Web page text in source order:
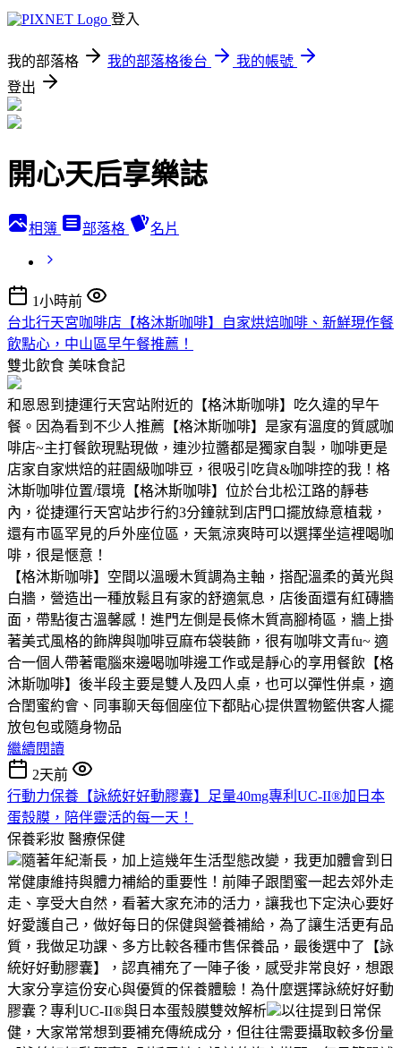
登入
我的部落格 我的部落格後台
我的帳號
登出
開心天后享樂誌
相簿 部落格 名片
1小時前
台北行天宮咖啡店【格沐斯咖啡】自家烘焙咖啡、新鮮現作餐
飲點心，中山區早午餐推薦！
雙北飲食 美味食記
和恩恩到捷運行天宮站附近的【格沐斯咖啡】吃久違的早午
餐。因為看到不少人推薦【格沐斯咖啡】是家有溫度的質感咖
啡店~主打餐飲現點現做，連沙拉醬都是獨家自製，咖啡更是
店家自家烘焙的莊園級咖啡豆，很吸引吃貨&咖啡控的我！格
沐斯咖啡位置/環境【格沐斯咖啡】位於台北松江路的靜巷
內，從捷運行天宮站步行約3分鐘就到店門口擺放綠意植栽，
還有市區罕見的戶外座位區，天氣涼爽時可以選擇坐這裡喝咖
啡，很是愜意！
【格沐斯咖啡】空間以溫暖木質調為主軸，搭配溫柔的黃光與
白牆，營造出一種放鬆且有家的舒適氣息，店後面還有紅磚牆
面，帶點復古溫馨感！進門左側是長條木質高腳椅區，牆上掛
著美式風格的飾牌與咖啡豆麻布袋裝飾，很有咖啡文青fu~ 適
合一個人帶著電腦來邊喝咖啡邊工作或是靜心的享用餐飲【格
沐斯咖啡】後半段主要是雙人及四人桌，也可以彈性併桌，適
合閨蜜約會、同事聊天每個座位下都貼心提供置物籃供客人擺
放包包或隨身物品
繼續閱讀
2天前
行動力保養【詠統好好動膠囊】足量40mg專利UC-II®加日本
蛋殼膜，陪伴靈活的每一天！
保養彩妝 醫療保健
隨著年紀漸長，加上這幾年生活型態改變，我更加體會到日
常健康維持與體力補給的重要性！前陣子跟閨蜜一起去郊外走
走、享受大自然，看著大家充沛的活力，讓我也下定決心要好
好愛護自己，做好每日的保健與營養補給，為了讓生活更有品
質，我做足功課、多方比較各種市售保養品，最後選中了【詠
統好好動膠囊】，認真補充了一陣子後，感受非常良好，想跟
大家分享這份安心與優質的保養體驗！為什麼選擇詠統好好動
膠囊？專利UC-II®與日本蛋殼膜雙效解析
以往提到日常保
健，大家常常想到要補充傳統成分，但往往需要攝取較多份量